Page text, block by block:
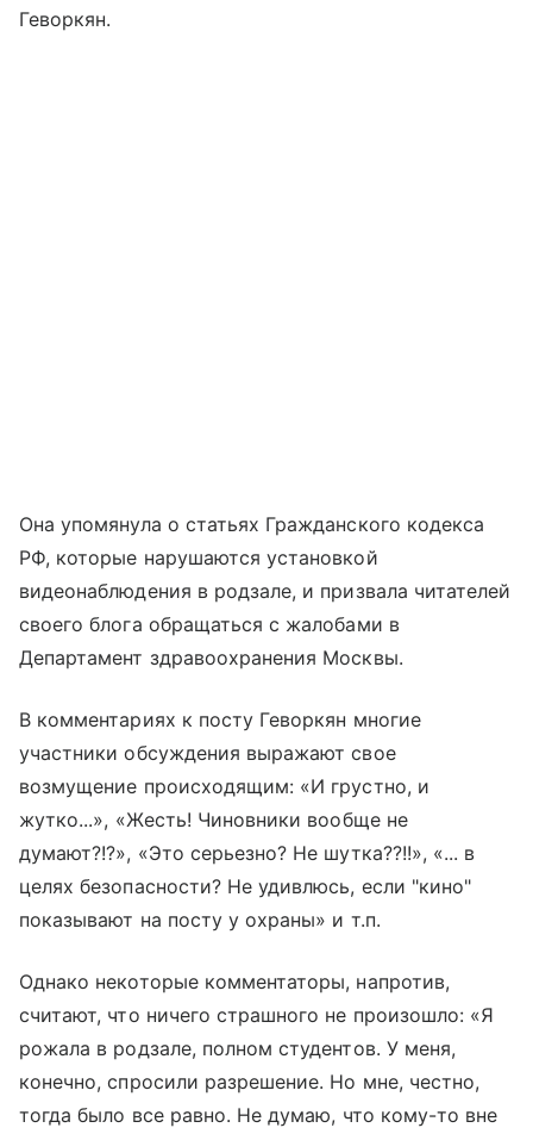
Геворкян.
Она упомянула о статьях Гражданского кодекса
РФ, которые нарушаются установкой
видеонаблюдения в родзале, и призвала читателей
своего блога обращаться с жалобами в
Департамент здравоохранения Москвы.
В комментариях к посту Геворкян многие
участники обсуждения выражают свое
возмущение происходящим: «И грустно, и
жутко...», «Жесть! Чиновники вообще не
думают?!?», «Это серьезно? Не шутка??!!», «... в
целях безопасности? Не удивлюсь, если "кино"
показывают на посту у охраны» и т.п.
Однако некоторые комментаторы, напротив,
считают, что ничего страшного не произошло: «Я
рожала в родзале, полном студентов. У меня,
конечно, спросили разрешение. Но мне, честно,
тогда было все равно. Не думаю, что кому-то вне